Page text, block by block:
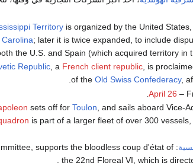
Territoryis organized by the United
; later it is twice expanded, to include
the U.S. and Spain (which acquired territory in
Republic, a French client republic, is
of the Old Swiss Confederacy,
April 26 –
sets off for Toulon , and sails aboard Vice-
is part of a larger fleet of over 300
supports the bloodless coup d'état of
the 22nd Floreal VI, which is